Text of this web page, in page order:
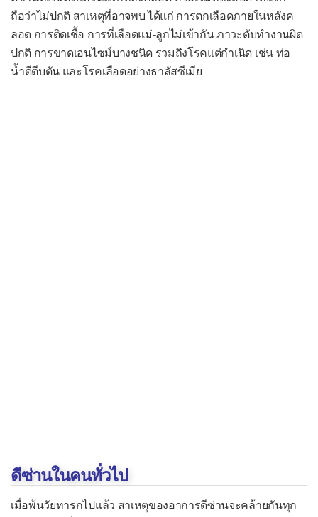
หมดสติ
หอบเหนื่อย
หูดับ
เจ็บองคชาต
ถดถอยทางเพศ
ถือว่าไม่ปกติ สาเหตุที่อาจพบ ได้แก่ การตกเลือดภายในหลังค
ลอด การติดเชื้อ การที่เลือดแม่-ลูกไม่เข้ากัน ภาวะตับทำงานผิด
ปกติ การขาดเอนไซม์บางชนิด รวมถึงโรคแต่กำเนิด เช่น ท่อ
น้ำดีตีบตัน และโรคเลือดอย่างธาลัสซีเมีย
ดีซ่านในคนทั่วไป
เมื่อพ้นวัยทารกไปแล้ว สาเหตุของอาการดีซ่านจะคล้ายกันทุก